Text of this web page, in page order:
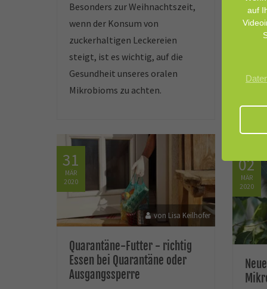
Besonders zur Weihnachtszeit,
wenn der Konsum von
zuckerhaltigen Leckereien
steigt, ist es wichtig, auf die
Gesundheit unseres oralen
Mikrobioms zu achten.
31
MÄR
2020
von Lisa Keilhofer
Quarantäne-Futter - richtig
Essen bei Quarantäne oder
Ausgangssperre
02
MÄR
2020
auf